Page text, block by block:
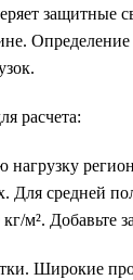
защитные
расчета:
нагрузку
Для средней
м². Добавьте
Широкие